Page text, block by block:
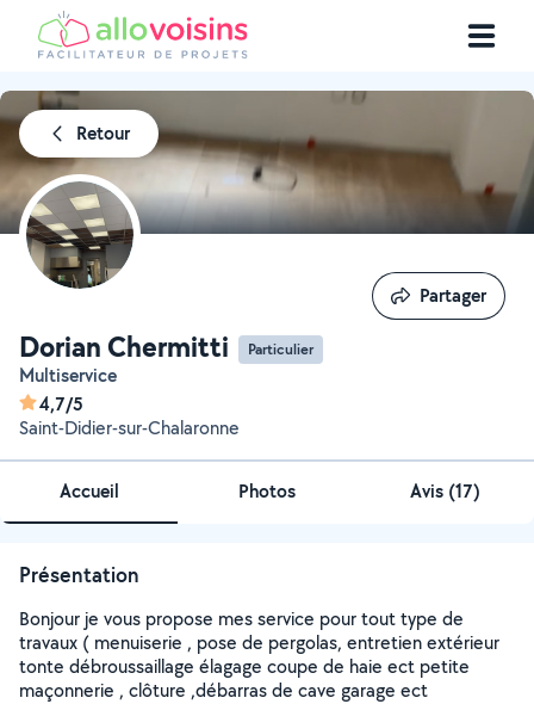
Retour
Dorian Chermitti Particulier
Multiservice
4,7/5
Saint-Didier-sur-Chalaronne
Partager
Partager
Accueil Photos Avis (17)
Présentation
Bonjour je vous propose mes service pour tout type de
travaux ( menuiserie , pose de pergolas, entretien extérieur
tonte débroussaillage élagage coupe de haie ect petite
maçonnerie , clôture ,débarras de cave garage ect